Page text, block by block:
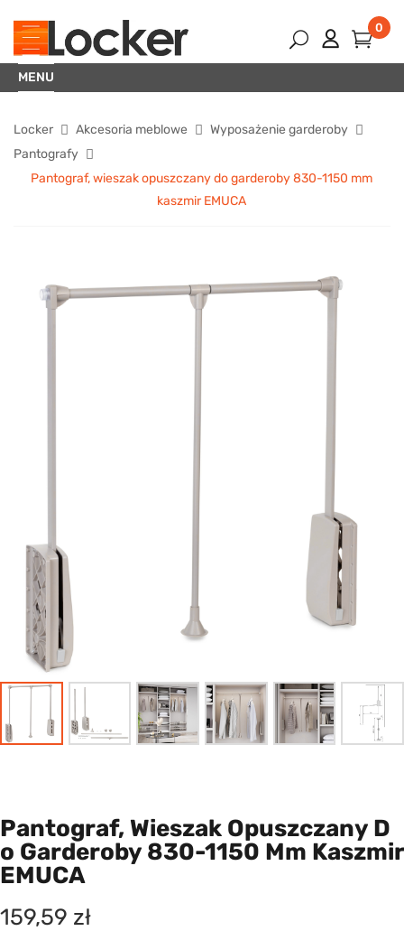
0
MENU
Locker Akcesoria meblowe
Wyposażenie garderoby
Pantografy
Pantograf, wieszak opuszczany do garderoby 830-1150 mm
kaszmir EMUCA
Pantograf, Wieszak Opuszczany D
O Garderoby 830-1150 Mm Kaszmir
EMUCA
159,59 zł